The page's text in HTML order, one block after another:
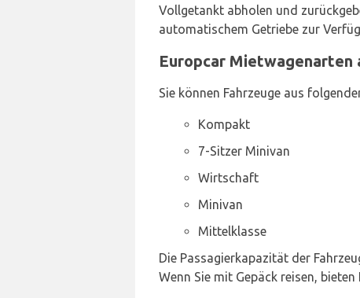
Vollgetankt abholen und
automatischem Getriebe zur
Europcar Mietwagenarten
Sie können Fahrzeuge aus
Kompakt
7-Sitzer Minivan
Wirtschaft
Minivan
Mittelklasse
Die Passagierkapazität der
Wenn Sie mit Gepäck reisen,